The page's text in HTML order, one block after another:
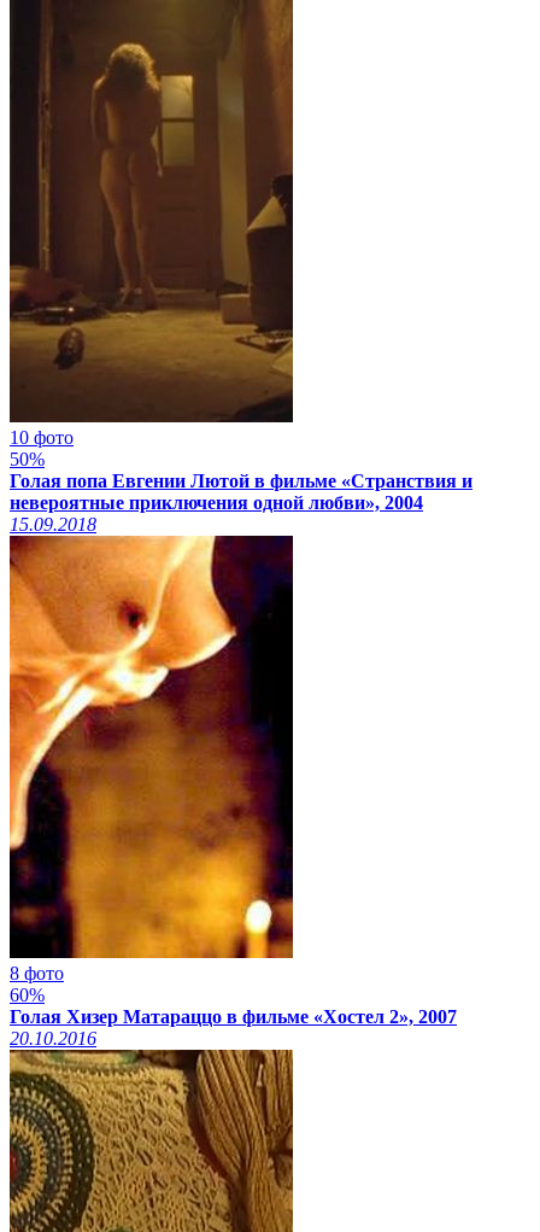
10 фото
50%
Голая попа Евгении Лютой в фильме «Странствия и
невероятные приключения одной любви», 2004
15.09.2018
8 фото
60%
Голая Хизер Матараццо в фильме «Хостел 2», 2007
20.10.2016